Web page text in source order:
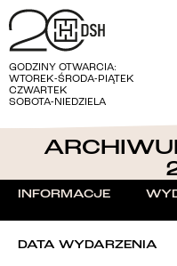
GODZINY OTWARCIA:
WTOREK-ŚRODA-PIĄTEK
CZWARTEK
SOBOTA-NIEDZIELA
INFORMACJE
DATA WYDARZENIA